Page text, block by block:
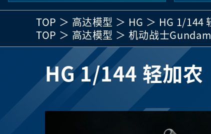
TOP 高达模型 HG
HG 1/144
TOP
高达模型 机动战士
HG 1/144 轻加农